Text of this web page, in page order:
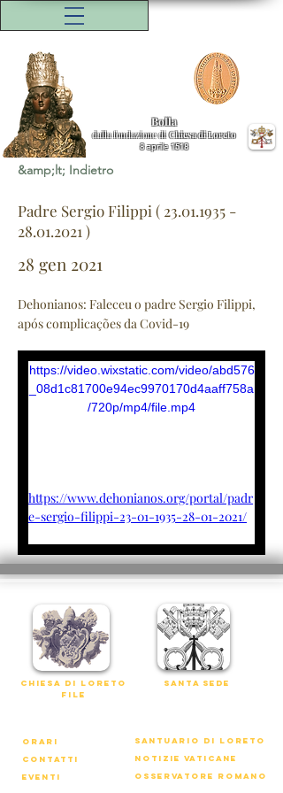
Bolla
dalla fondazione di Chiesa di Loreto
8 aprile 1518
&amp;lt; Indietro
Padre Sergio Filippi ( 23.01.1935 -
28.01.2021 )
28 gen 2021
Dehonianos: Faleceu o padre Sergio Filippi,
após complicações da Covid-19
https://video.wixstatic.com/video/abd576
_08d1c81700e94ec9970170d4aaff758a
/720p/mp4/file.mp4
https://www.dehonianos.org/portal/padr
e-sergio-filippi-23-01-1935-28-01-2021/
chiesa di loreto
file
Santa Sede
orari
contatti
eventi
Santuario di Loreto
notizie vaticane
osservatore romano